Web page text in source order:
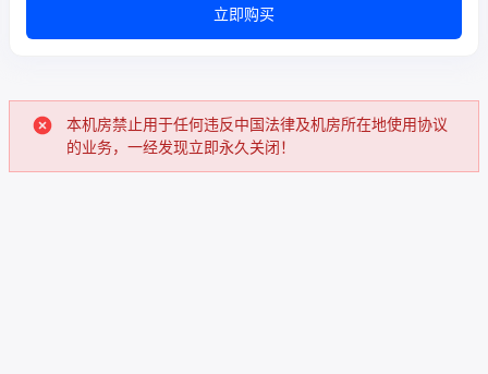
立即购买
本机房禁止用于任何违反中国法律及机房所在地使用协议
的业务，一经发现立即永久关闭！